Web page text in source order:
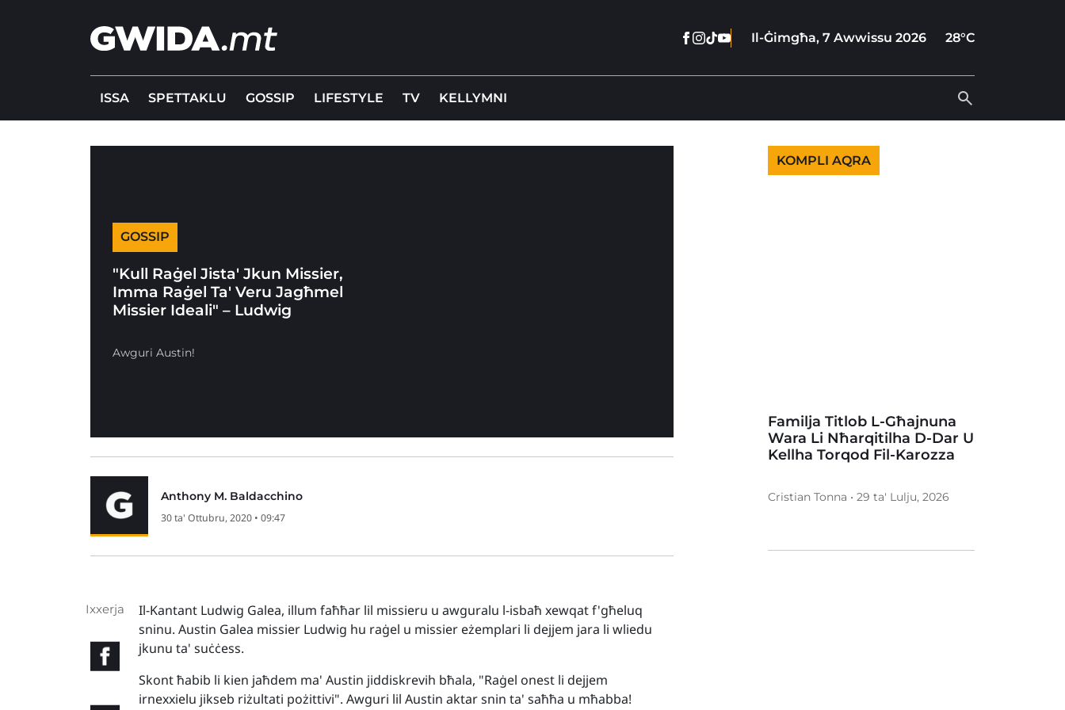
Facebook
Instagram
Tiktok
YoutubeIl-Ġimgħa, 7 Awwissu 2026 28°C
ISSA SPETTAKLU GOSSIP LIFESTYLE TV KELLYMNI
GOSSIP
"Kull Raġel Jista' Jkun Missier,
Imma Raġel Ta' Veru Jagħmel
Missier Ideali" – Ludwig
Awguri Austin!
Anthony M. Baldacchino
30 ta' Ottubru, 2020 • 09:47
Ixxerja
Il-Kantant Ludwig Galea, illum faħħar lil missieru u awguralu l-isbaħ xewqat f'għeluq
sninu. Austin Galea missier Ludwig hu raġel u missier eżemplari li dejjem jara li wliedu
jkunu ta' suċċess.
Skont ħabib li kien jaħdem ma' Austin jiddiskrevih bħala, "Raġel onest li dejjem
irnexxielu jikseb riżultati pożittivi". Awguri lil Austin aktar snin ta' saħħa u mħabba!
KOMPLI AQRA
Familja Titlob L-Għajnuna
Wara Li Nħarqitilha D-Dar U
Kellha Torqod Fil-Karozza
Cristian Tonna • 29 ta' Lulju, 2026